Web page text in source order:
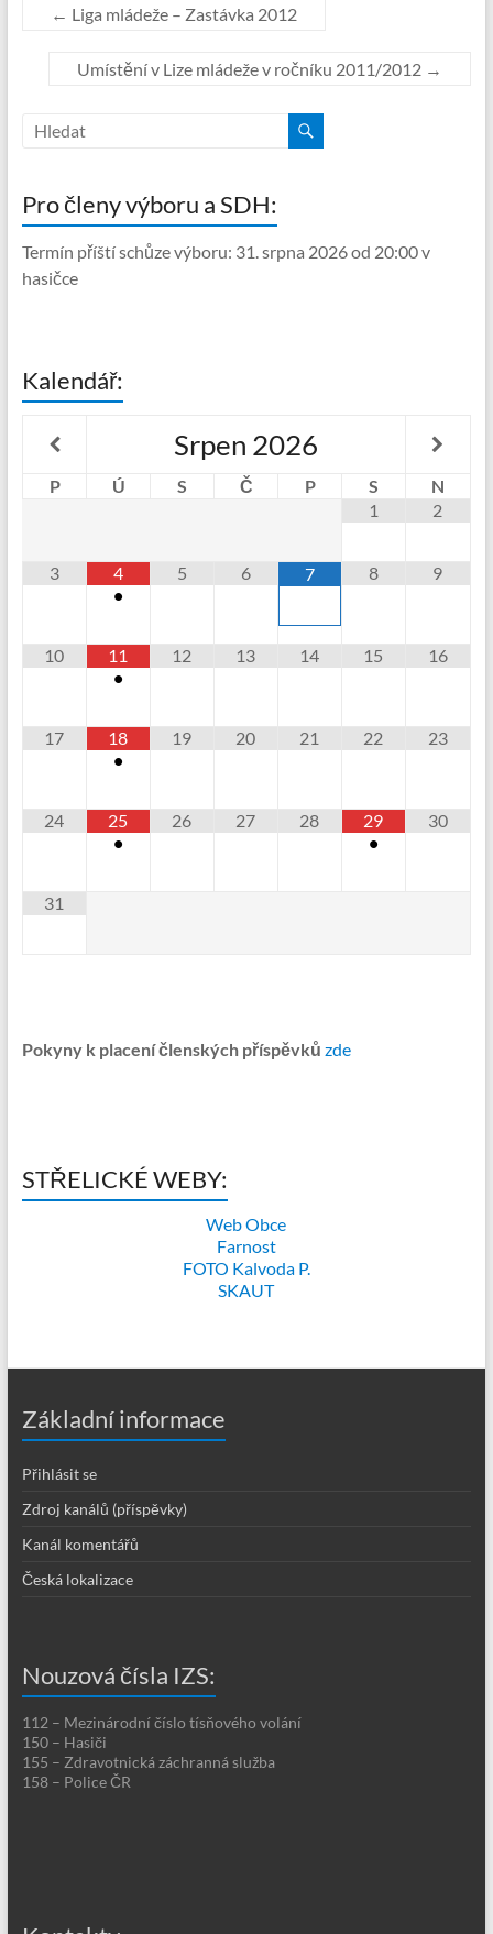
← Liga mládeže – Zastávka 2012
Umístění v Lize mládeže v ročníku 2011/2012 →
Pro členy výboru a SDH:
Termín příští schůze výboru: 31. srpna 2026 od 20:00 v
hasičce
Kalendář:
Srpen 2026
P Ú S Č P S
N
1
2
3
4
•
5 6 7 8 9
10
11
•
12 13 14 15 16
17
18
•
19 20 21 22 23
24
25
•
26 27 28
29
•
30
31
Pokyny k placení členských příspěvků zde
STŘELICKÉ WEBY:
Web Obce
Farnost
FOTO Kalvoda P.
SKAUT
Základní informace
Přihlásit se
Zdroj kanálů (příspěvky)
Kanál komentářů
Česká lokalizace
Nouzová čísla IZS:
112 – Mezinárodní číslo tísňového volání
150 – Hasiči
155 – Zdravotnická záchranná služba
158 – Police ČR